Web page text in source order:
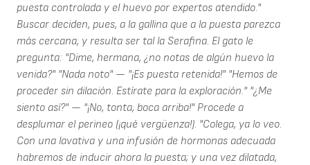
puesta controlada y el huevo por expertos atendido."
Buscar deciden, pues, a la gallina que a la puesta parezca
más cercana, y resulta ser tal la Serafina. El gato le
pregunta: "Dime, hermana, ¿no notas de algún huevo la
venida?" "Nada noto" — "¡Es puesta retenida!" "Hemos de
proceder sin dilación. Estírate para la exploración." "¿Me
siento así?" — "¡No, tonta, boca arriba!" Procede a
desplumar el perineo (¡qué vergüenza!). "Colega, ya lo veo.
Con una lavativa y una infusión de hormonas adecuada
habremos de inducir ahora la puesta; y una vez dilatada,